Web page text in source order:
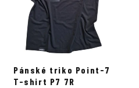
Pánské triko Point-7
T-shirt P7 7R